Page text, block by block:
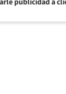
publicidad a